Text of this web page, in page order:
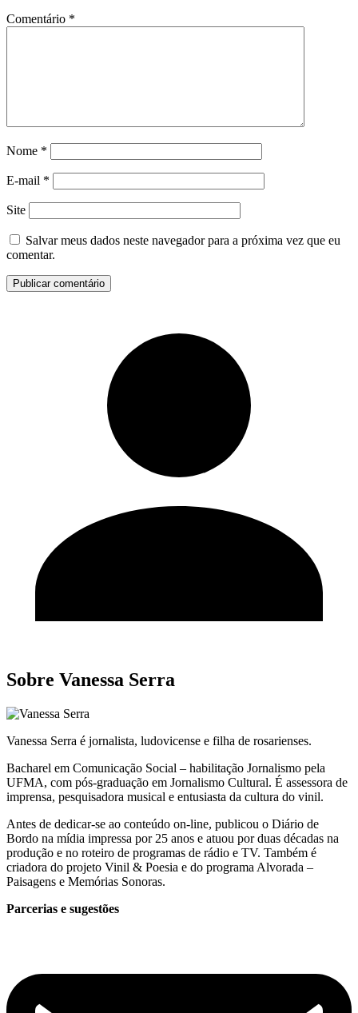
Comentário *
Nome *
E-mail *
Site
Salvar meus dados neste navegador para a próxima vez que eu
comentar.
Sobre Vanessa Serra
Vanessa Serra é jornalista, ludovicense e filha de rosarienses.
Bacharel em Comunicação Social – habilitação Jornalismo pela
UFMA, com pós-graduação em Jornalismo Cultural. É assessora de
imprensa, pesquisadora musical e entusiasta da cultura do vinil.
Antes de dedicar-se ao conteúdo on-line, publicou o Diário de
Bordo na mídia impressa por 25 anos e atuou por duas décadas na
produção e no roteiro de programas de rádio e TV. Também é
criadora do projeto Vinil & Poesia e do programa Alvorada –
Paisagens e Memórias Sonoras.
Parcerias e sugestões